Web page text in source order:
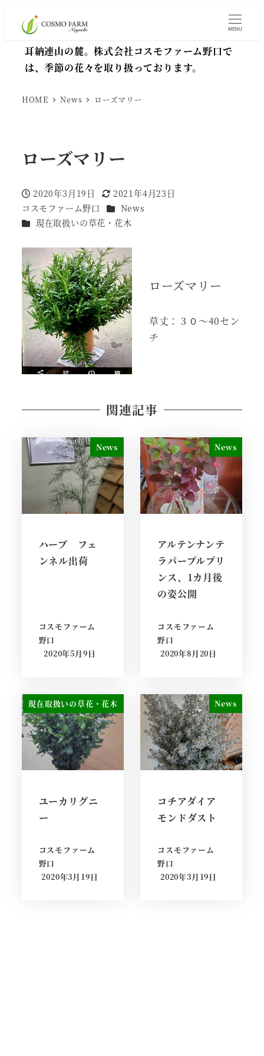
MENU
耳納連山の麓。株式会社コスモファーム野口で
は、季節の花々を取り扱っております。
HOME News ローズマリー
ローズマリー
投稿日
2020年3月19日
更新日
2021年4月23日
著
者
コスモファーム野口 カテゴリー
News
カテゴリー
現在取扱いの草花・花木
ローズマリー
草丈：３０～40セン
チ
関連記事
News
ハーブ フェ
ンネル出荷
コスモファーム
野口
2020年5月9日
News
アルテンナンテ
ラパープルプリ
ンス、1カ月後
の姿公開
コスモファーム
野口
2020年8月20日
現在取扱いの草花・花木
ユーカリグニ
ー
コスモファーム
野口
2020年3月19日
News
コチアダイア
モンドダスト
コスモファーム
野口
2020年3月19日